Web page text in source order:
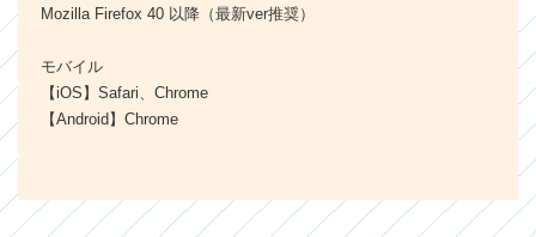
Mozilla Firefox 40 以降（最新ver推奨）
モバイル
【iOS】Safari、Chrome
【Android】Chrome